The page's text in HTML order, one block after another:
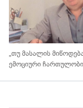
„თუ მასალის
ემოციური